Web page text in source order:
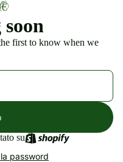
first to know when we
su
password